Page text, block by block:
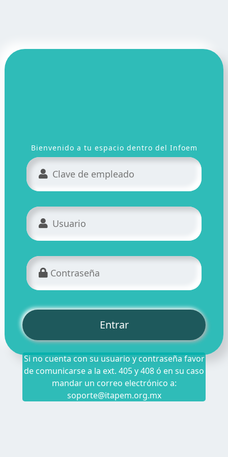
Bienvenido a tu espacio dentro del Infoem
Entrar
Si no cuenta con su usuario y contraseña favor
de comunicarse a la ext. 405 y 408 ó en su caso
mandar un correo electrónico a:
soporte@itapem.org.mx